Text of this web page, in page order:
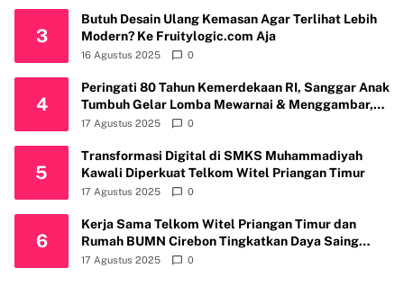
3
Butuh Desain Ulang Kemasan Agar Terlihat Lebih
Modern? Ke Fruitylogic.com Aja
16 Agustus 2025 0
4
Peringati 80 Tahun Kemerdekaan RI, Sanggar Anak
Tumbuh Gelar Lomba Mewarnai & Menggambar,
Ajak Anak Cintai Batik Nusantara
17 Agustus 2025 0
5
Transformasi Digital di SMKS Muhammadiyah
Kawali Diperkuat Telkom Witel Priangan Timur
17 Agustus 2025 0
6
Kerja Sama Telkom Witel Priangan Timur dan
Rumah BUMN Cirebon Tingkatkan Daya Saing
Usaha
17 Agustus 2025 0